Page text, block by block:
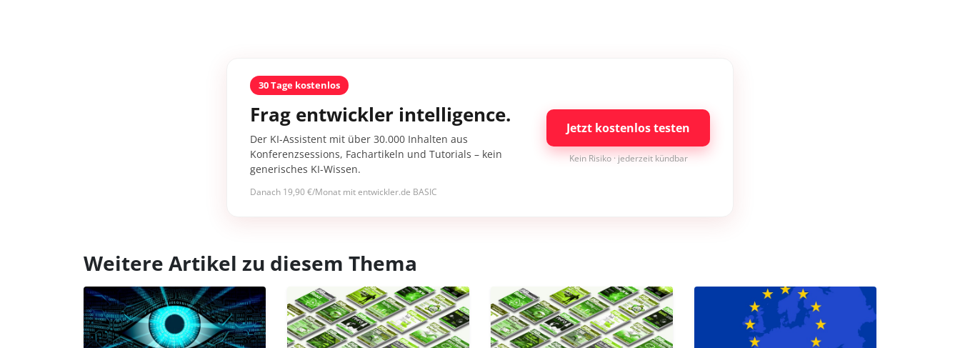
30 Tage kostenlos
Frag entwickler intelligence.
Der KI-Assistent mit über 30.000 Inhalten aus
Konferenzsessions, Fachartikeln und Tutorials – kein
generisches KI-Wissen.
Danach 19,90 €/Monat mit entwickler.de BASIC
Jetzt kostenlos testen
Kein Risiko · jederzeit kündbar
Weitere Artikel zu diesem Thema